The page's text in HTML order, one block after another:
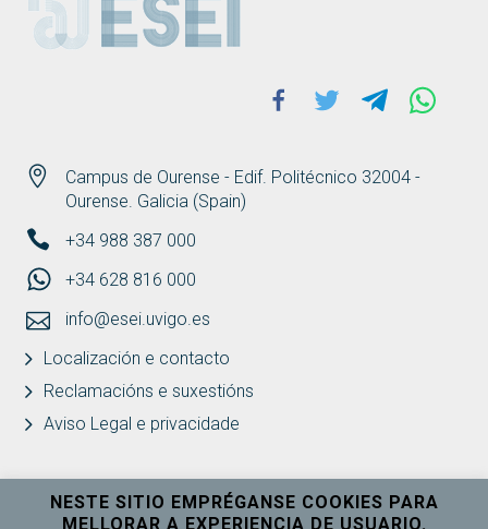
Campus de Ourense - Edif. Politécnico 32004 -
Ourense. Galicia (Spain)
+34 988 387 000
+34 628 816 000
info@esei.uvigo.es
Localización e contacto
Reclamacións e suxestións
Aviso Legal e privacidade
Facebook
Twitter Telegram
NESTE SITIO EMPRÉGANSE COOKIES PARA
MELLORAR A EXPERIENCIA DE USUARIO.